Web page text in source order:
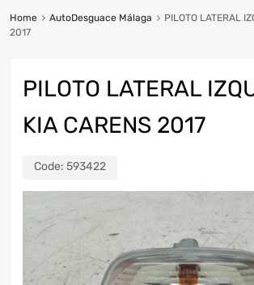
Home AutoDesguace Málaga
PILOTO LATERAL
2017
PILOTO LATERAL
KIA CARENS 2017
Code: 593422